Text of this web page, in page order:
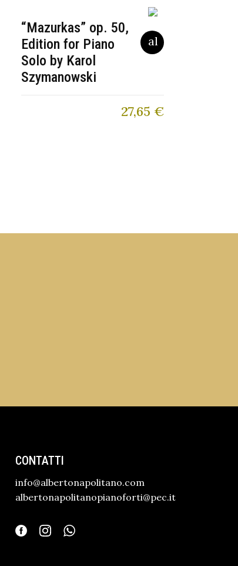
“Mazurkas” op. 50,
Edition for Piano
Solo by Karol
Szymanowski
27,65 €
CONTATTI
info@albertonapolitano.com
albertonapolitanopianoforti@pec.it